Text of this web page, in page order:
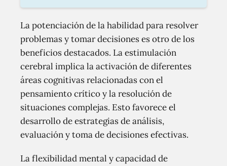
La potenciación de la habilidad para resolver
problemas y tomar decisiones es otro de los
beneficios destacados. La estimulación
cerebral implica la activación de diferentes
áreas cognitivas relacionadas con el
pensamiento crítico y la resolución de
situaciones complejas. Esto favorece el
desarrollo de estrategias de análisis,
evaluación y toma de decisiones efectivas.
La flexibilidad mental y capacidad de